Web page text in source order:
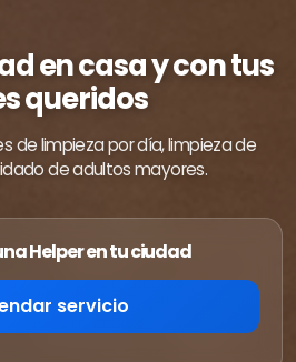
en casa y con tus
queridos
de limpieza por día, limpieza de
de adultos mayores.
Helper en tu ciudad
servicio